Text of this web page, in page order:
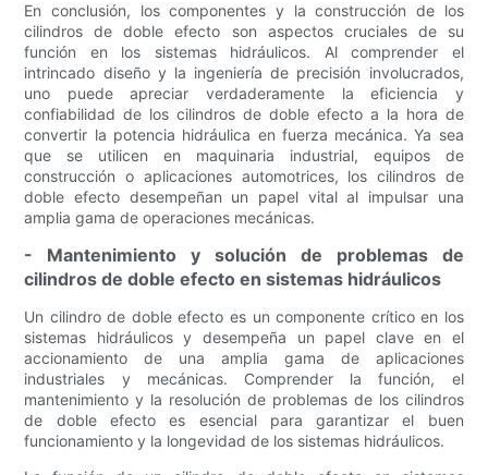
En conclusión, los componentes y la construcción de los
cilindros de doble efecto son aspectos cruciales de su
función en los sistemas hidráulicos. Al comprender el
intrincado diseño y la ingeniería de precisión involucrados,
uno puede apreciar verdaderamente la eficiencia y
confiabilidad de los cilindros de doble efecto a la hora de
convertir la potencia hidráulica en fuerza mecánica. Ya sea
que se utilicen en maquinaria industrial, equipos de
construcción o aplicaciones automotrices, los cilindros de
doble efecto desempeñan un papel vital al impulsar una
amplia gama de operaciones mecánicas.
- Mantenimiento y solución de problemas de
cilindros de doble efecto en sistemas hidráulicos
Un cilindro de doble efecto es un componente crítico en los
sistemas hidráulicos y desempeña un papel clave en el
accionamiento de una amplia gama de aplicaciones
industriales y mecánicas. Comprender la función, el
mantenimiento y la resolución de problemas de los cilindros
de doble efecto es esencial para garantizar el buen
funcionamiento y la longevidad de los sistemas hidráulicos.